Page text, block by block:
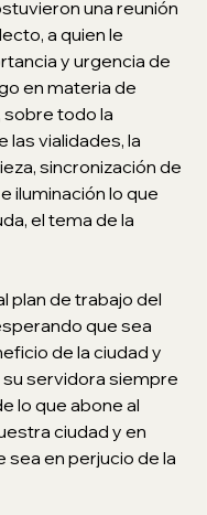
una reunión
a quien le
y urgencia de
en materia de
todo la
las vialidades, la
sincronización de
iluminación lo que
el tema de la
plan de trabajo del
que sea
de la ciudad y
servidora siempre
lo que abone al
ciudad y en
sea en perjucio de la